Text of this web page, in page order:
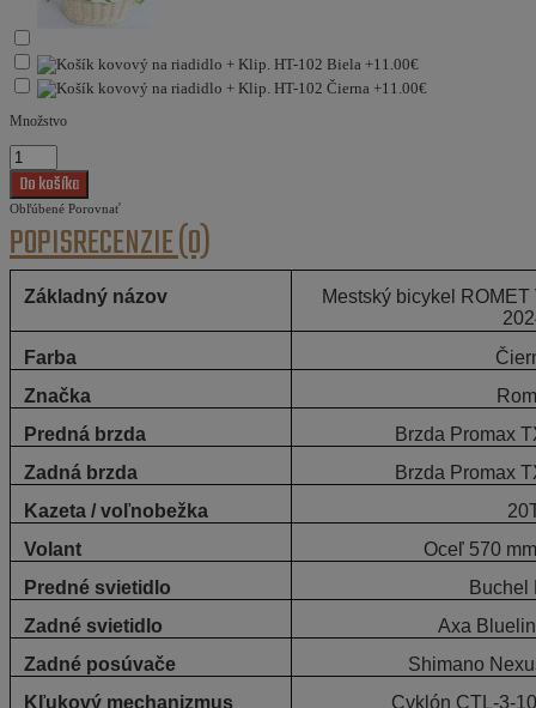
Množstvo
Obľúbené Porovnať
POPISRECENZIE (0)
Základný názov
Mestský bicykel
Farba
Značka
Predná brzda
Brzda Promax
Zadná brzda
Brzda Promax
Kazeta / voľnobežka
Volant
Oceľ 570
Predné svietidlo
Buchel
Zadné svietidlo
Axa
Zadné posúvače
Shimano
Kľukový mechanizmus
Cyklón CTL-3-